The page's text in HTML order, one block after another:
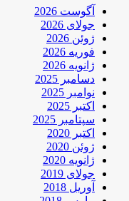
آگوست 2026
جولای 2026
ژوئن 2026
فوریه 2026
ژانویه 2026
دسامبر 2025
نوامبر 2025
اکتبر 2025
سپتامبر 2025
اکتبر 2020
ژوئن 2020
ژانویه 2020
جولای 2019
آوریل 2018